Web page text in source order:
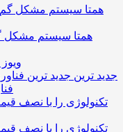
همتا سیستم مشکل
جدید ترین
تکنولوژی را با نصف